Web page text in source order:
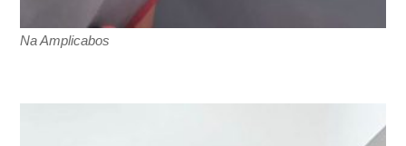
Na Amplicabos